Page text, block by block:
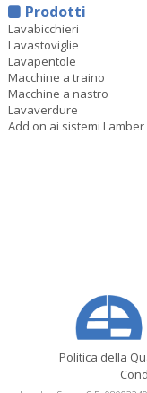
Prodotti
Lavabicchieri
Lavastoviglie
Lavapentole
Macchine a traino
Macchine a nastro
Lavaverdure
Add on ai sistemi Lamber
Politica della